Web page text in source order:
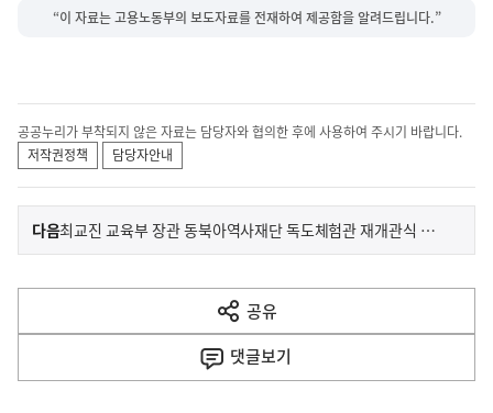
“이 자료는 고용노동부의 보도자료를 전재하여 제공함을 알려드립니다.”
공공누리가 부착되지 않은 자료는 담당자와 협의한 후에 사용하여 주시기 바랍니다.
저작권정책
담당자안내
이
전
다
음
다음기
최교진 교육부 장관 동북아역사재단 독도체험관 재개관식 참석
공유
열
기
댓글보기